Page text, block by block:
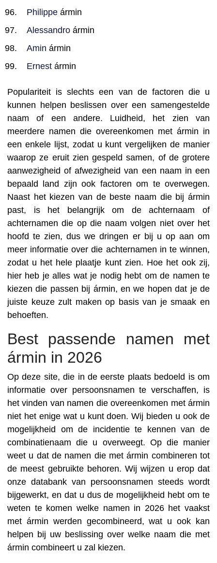
Philippe ármin
Alessandro ármin
Amin ármin
Ernest ármin
Populariteit is slechts een van de factoren die u
kunnen helpen beslissen over een samengestelde
naam of een andere. Luidheid, het zien van
meerdere namen die overeenkomen met ármin in
een enkele lijst, zodat u kunt vergelijken de manier
waarop ze eruit zien gespeld samen, of de grotere
aanwezigheid of afwezigheid van een naam in een
bepaald land zijn ook factoren om te overwegen.
Naast het kiezen van de beste naam die bij ármin
past, is het belangrijk om de achternaam of
achternamen die op die naam volgen niet over het
hoofd te zien, dus we dringen er bij u op aan om
meer informatie over die achternamen in te winnen,
zodat u het hele plaatje kunt zien. Hoe het ook zij,
hier heb je alles wat je nodig hebt om de namen te
kiezen die passen bij ármin, en we hopen dat je de
juiste keuze zult maken op basis van je smaak en
behoeften.
Best passende namen met
ármin in 2026
Op deze site, die in de eerste plaats bedoeld is om
informatie over persoonsnamen te verschaffen, is
het vinden van namen die overeenkomen met ármin
niet het enige wat u kunt doen. Wij bieden u ook de
mogelijkheid om de incidentie te kennen van de
combinatienaam die u overweegt. Op die manier
weet u dat de namen die met ármin combineren tot
de meest gebruikte behoren. Wij wijzen u erop dat
onze databank van persoonsnamen steeds wordt
bijgewerkt, en dat u dus de mogelijkheid hebt om te
weten te komen welke namen in 2026 het vaakst
met ármin werden gecombineerd, wat u ook kan
helpen bij uw beslissing over welke naam die met
ármin combineert u zal kiezen.